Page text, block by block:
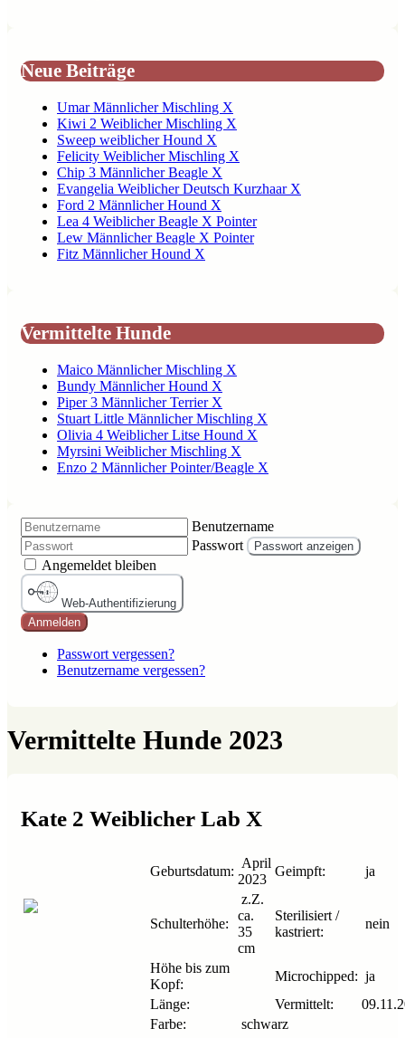
Neue Beiträge
Umar Männlicher Mischling X
Kiwi 2 Weiblicher Mischling X
Sweep weiblicher Hound X
Felicity Weiblicher Mischling X
Chip 3 Männlicher Beagle X
Evangelia Weiblicher Deutsch Kurzhaar X
Ford 2 Männlicher Hound X
Lea 4 Weiblicher Beagle X Pointer
Lew Männlicher Beagle X Pointer
Fitz Männlicher Hound X
Vermittelte Hunde
Maico Männlicher Mischling X
Bundy Männlicher Hound X
Piper 3 Männlicher Terrier X
Stuart Little Männlicher Mischling X
Olivia 4 Weiblicher Litse Hound X
Myrsini Weiblicher Mischling X
Enzo 2 Männlicher Pointer/Beagle X
Benutzername
Passwort
Passwort anzeigen
Angemeldet bleiben
Web-Authentifizierung
Anmelden
Passwort vergessen?
Benutzername vergessen?
Vermittelte Hunde 2023
Kate 2 Weiblicher Lab X
Geburtsdatum:
April
2023
Geimpft: ja
Schulterhöhe:
z.Z.
ca.
35
cm
Sterilisiert /
kastriert:
nein
Höhe bis zum
Kopf:
Microchipped: ja
Länge:
Vermittelt:
Farbe:
schwarz